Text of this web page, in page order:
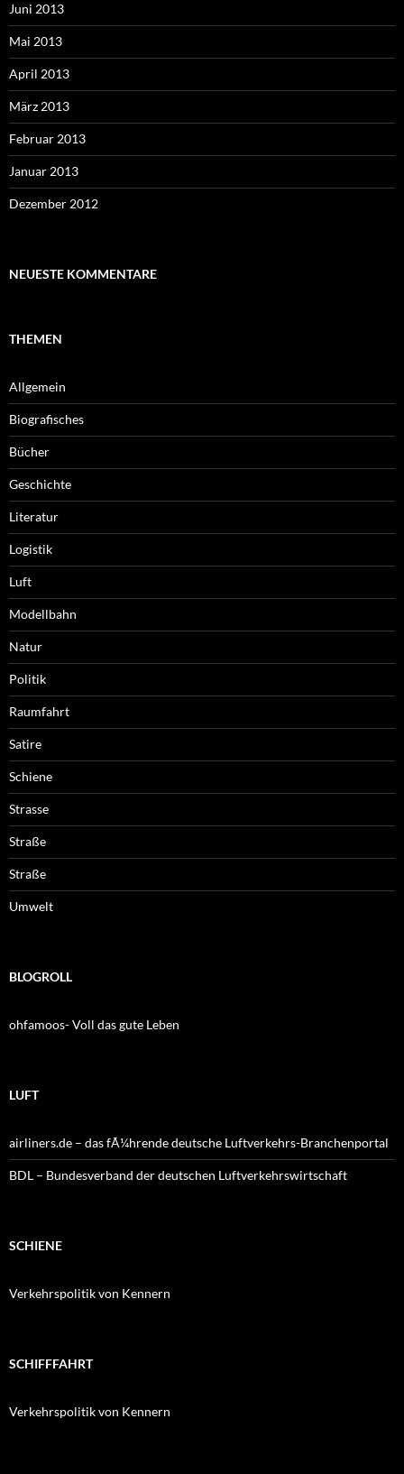
Juni 2013
Mai 2013
April 2013
März 2013
Februar 2013
Januar 2013
Dezember 2012
NEUESTE KOMMENTARE
THEMEN
Allgemein
Biografisches
Bücher
Geschichte
Literatur
Logistik
Luft
Modellbahn
Natur
Politik
Raumfahrt
Satire
Schiene
Strasse
Straße
Straße
Umwelt
BLOGROLL
ohfamoos- Voll das gute Leben
LUFT
airliners.de – das fÃ¼hrende deutsche Luftverkehrs-Branchenportal
BDL – Bundesverband der deutschen Luftverkehrswirtschaft
SCHIENE
Verkehrspolitik von Kennern
SCHIFFFAHRT
Verkehrspolitik von Kennern